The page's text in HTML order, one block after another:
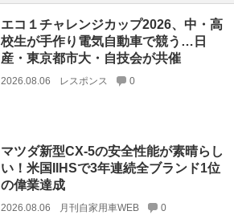
エコ１チャレンジカップ2026、中・高
校生が手作り電気自動車で競う…日
産・東京都市大・自技会が共催
2026.08.06 レスポンス 0
マツダ新型CX-5の安全性能が素晴らし
い！米国IIHSで3年連続全ブランド1位
の偉業達成
2026.08.06 月刊自家用車WEB 0